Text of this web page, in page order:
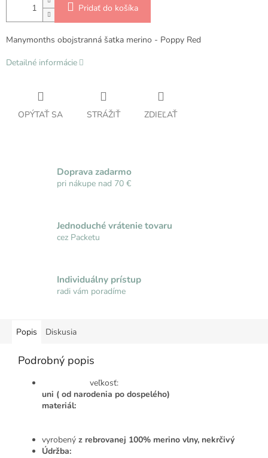
Pridať do košíka
Manymonths obojstranná šatka merino - Poppy Red
Detailné informácie
OPÝTAŤ SA STRÁŽIŤ ZDIEĽAŤ
Doprava zadarmo
pri nákupe nad 70 €
Jednoduché vrátenie tovaru
cez Packetu
Individuálny prístup
radi vám poradíme
Popis Diskusia
Podrobný popis
veľkosť:
uni ( od narodenia po dospelého)
materiál:
vyrobený z rebrovanej 100% merino vlny, nekrčivý
Údržba: